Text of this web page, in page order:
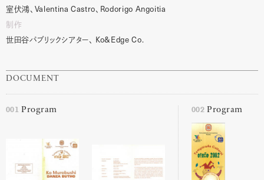
室伏鴻、 Valentina Castro、 Rodorigo Angoitia
制作
世田谷パブリックシアター、 Ko&Edge Co.
DOCUMENT
001 Program 002Program